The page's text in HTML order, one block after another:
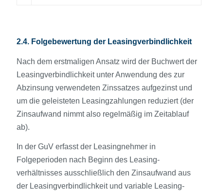
2.4. Folge­bewertung der Leasingverbindlichkeit
Nach dem erstmaligen Ansatz wird der Buchwert der
Leasingverbindlichkeit unter Anwendung des zur
Abzinsung verwendeten Zinssatzes aufgezinst und
um die geleisteten Leasing­zahlungen reduziert (der
Zinsaufwand nimmt also regelmäßig im Zeitablauf
ab).
In der GuV erfasst der Leasingnehmer in
Folgeperioden nach Beginn des Leasing­
verhältnisses ausschließlich den Zinsaufwand aus
der Leasingverbindlichkeit und variable Leasing­